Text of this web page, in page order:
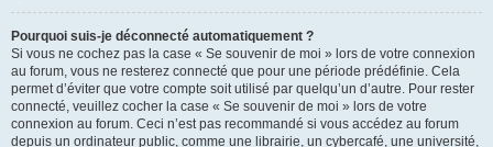
Pourquoi suis-je déconnecté automatiquement ?
Si vous ne cochez pas la case « Se souvenir de moi » lors de votre connexion
au forum, vous ne resterez connecté que pour une période prédéfinie. Cela
permet d’éviter que votre compte soit utilisé par quelqu’un d’autre. Pour rester
connecté, veuillez cocher la case « Se souvenir de moi » lors de votre
connexion au forum. Ceci n’est pas recommandé si vous accédez au forum
depuis un ordinateur public, comme une librairie, un cybercafé, une université,